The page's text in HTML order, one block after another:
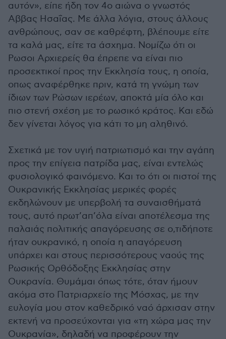
αυτόν», είπε ήδη τον 4ο αιώνα ο γνωστός
Αββας Ησαΐας. Με άλλα λόγια, στους άλλους
ανθρώπους, σαν σε καθρέφτη, βλέπουμε είτε
τα καλά μας, είτε τα άσχημα. Νομίζω ότι οι
Ρωσοι Αρχιερείς θα έπρεπε να είναι πιο
προσεκτικοί προς την Εκκλησία τους, η οποία,
οπως αναφέρθηκε πριν, κατά τη γνώμη των
ίδιων των Ρώσων ιερέων, αποκτά μία όλο και
πιο στενή σχέση με το ρωσικό κράτος. Και εδώ
δεν γίνεται λόγος για κάτι το μη αληθινό.
Σχετικά με τον υγιή πατριωτισμό και την αγάπη
προς την επίγεια πατρίδα μας, είναι εντελώς
φυσιολογικό φαινόμενο. Και το ότι οι πιστοί της
Ουκρανικής Εκκλησίας μερικές φορές
εκδηλώνουν με υπερβολή τα συναισθήματά
τους, αυτό πρωτ’απ’όλα είναι αποτέλεσμα της
παλαιάς πολιτικής απαγόρευσης σε ο,τιδήποτε
ήταν ουκρανικό, η οποία η απαγόρευση
υπάρχει και στους περισσότερους ναούς της
Ρωσικής Ορθόδοξης Εκκλησίας στην
Ουκρανία. Θυμάμαι όπως τότε, όταν ήμουν
ακόμα στο Πατριαρχείο της Μόσχας, με την
ευλογία μου στον καθεδρικό ναό άρχισαν στην
εκτενή να προσεύχονται για «τη χώρα μας την
Ουκρανία», δηλαδή να προφέρουν την